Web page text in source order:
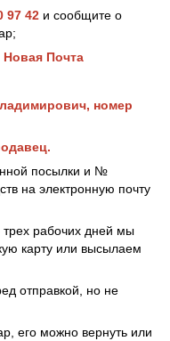
97 42 и сообщите о
Новая Почта
номер
посылки и №
на электронную почту
трех рабочих дней мы
карту или высылаем
отправкой, но не
его можно вернуть или